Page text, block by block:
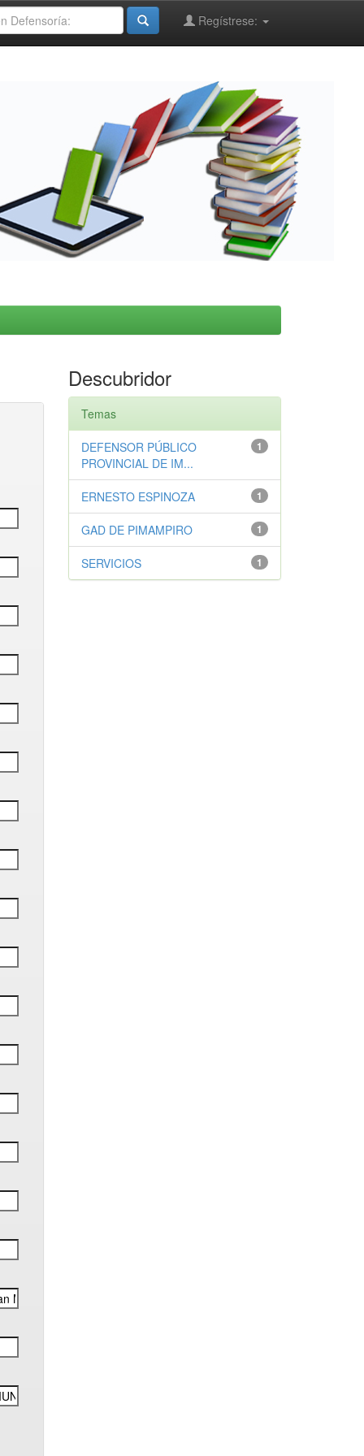
Regístrese:
Descubridor
Temas
1
DEFENSOR PÚBLICO
PROVINCIAL DE IM...
1
ERNESTO ESPINOZA
1
GAD DE PIMAMPIRO
1
SERVICIOS